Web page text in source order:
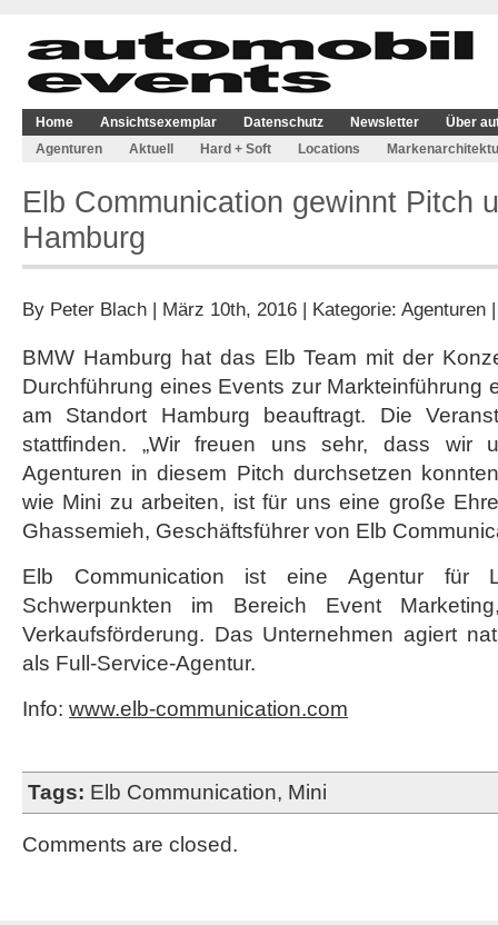
Home Ansichtsexemplar Datenschutz Newsletter
Über
Agenturen
Aktuell Hard + Soft Locations
Elb Communication gewinnt Pitch
Hamburg
By Peter Blach | März 10th, 2016 | Kategorie: Agenturen
BMW Hamburg hat das Elb Team mit der
Durchführung eines Events zur Markteinführung
am Standort Hamburg beauftragt. Die
stattfinden. „Wir freuen uns sehr, dass wir
Agenturen in diesem Pitch durchsetzen
wie Mini zu arbeiten, ist für uns eine große
Ghassemieh, Geschäftsführer von Elb
Elb Communication ist eine Agentur für
Schwerpunkten im Bereich Event
Verkaufsförderung. Das Unternehmen agiert
als Full-Service-Agentur.
Info: www.elb-communication.com
Tags: Elb Communication, Mini
Comments are closed.